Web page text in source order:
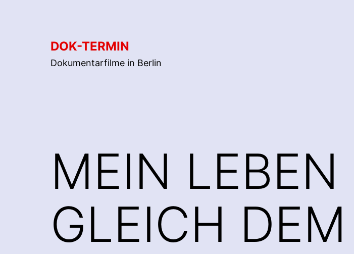
DOK-TERMIN
Dokumentarfilme in Berlin
MEIN
GLEICH